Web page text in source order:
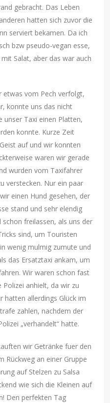
gebracht. Das Leben
hatten sich zuvor die
serviert bekamen. Da ich
bzw pseudo-vegan esse,
Salat, aber das war auch
etwas vom Pech verfolgt,
konnte uns das nicht
unser Taxi einen Platten,
konnte. Kurze Zeit
auf und wir konnten
waren wir gerade
wurden vom Taxifahrer
verstecken. Nur ein paar
einen Hund gesehen, der
stand und sehr elendig
freilassen, als uns der
sind, um Touristen
wenig mulmig zumute und
das Ersatztaxi ankam, um
Wir waren schon fast
Polizei anhielt, da wir zu
hatten allerdings Glück im
zahlen, nachdem der
„verhandelt“ hatte.
wir Getränke fuer den
Rückweg an einer Gruppe
auf Stelzen zu Salsa
wie sich die Kleinen auf
Den perfekten Tag